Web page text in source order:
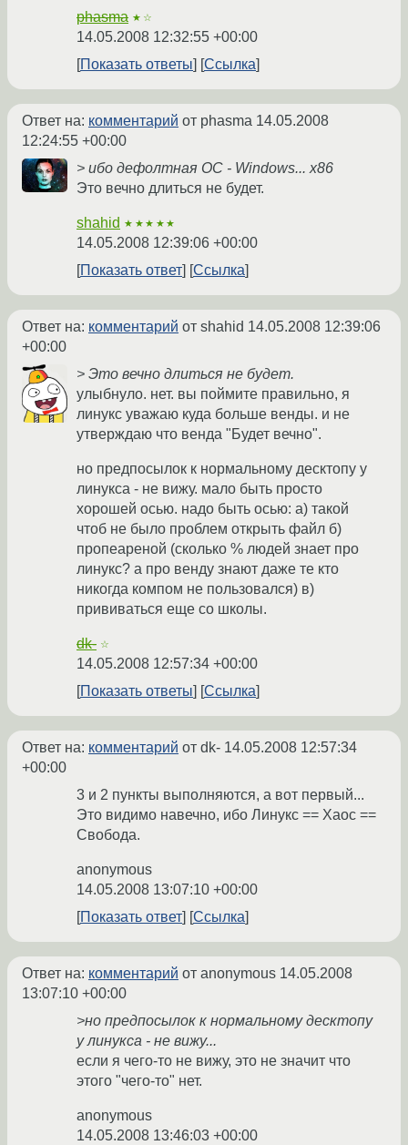
phasma ★☆
14.05.2008 12:32:55 +00:00
Показать ответы
Ссылка
Ответ на: комментарий от phasma 14.05.2008
12:24:55 +00:00
> ибо дефолтная ОС - Windows... х86
Это вечно длиться не будет.
shahid ★★★★★
14.05.2008 12:39:06 +00:00
Показать ответ
Ссылка
Ответ на: комментарий от shahid 14.05.2008 12:39:06
+00:00
> Это вечно длиться не будет.
улыбнуло. нет. вы поймите правильно, я
линукс уважаю куда больше венды. и не
утверждаю что венда "Будет вечно".
но предпосылок к нормальному десктопу у
линукса - не вижу. мало быть просто
хорошей осью. надо быть осью: а) такой
чтоб не было проблем открыть файл б)
пропеареной (сколько % людей знает про
линукс? а про венду знают даже те кто
никогда компом не пользовался) в)
прививаться еще со школы.
dk- ☆
14.05.2008 12:57:34 +00:00
Показать ответы
Ссылка
Ответ на: комментарий от dk- 14.05.2008 12:57:34
+00:00
3 и 2 пункты выполняются, а вот первый...
Это видимо навечно, ибо Линукс == Хаос ==
Свобода.
anonymous
14.05.2008 13:07:10 +00:00
Показать ответ
Ссылка
Ответ на: комментарий от anonymous 14.05.2008
13:07:10 +00:00
>но предпосылок к нормальному десктопу
у линукса - не вижу...
если я чего-то не вижу, это не значит что
этого "чего-то" нет.
anonymous
14.05.2008 13:46:03 +00:00